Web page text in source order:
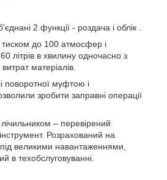
2 функції - роздача і облік .
до 100 атмосфер і
літрів в хвилину одночасно з
матеріалів.
муфтою і
зробити заправні операції
лічильником – перевірений
Розрахований на
великими навантаженнями,
в техобслуговуванні.